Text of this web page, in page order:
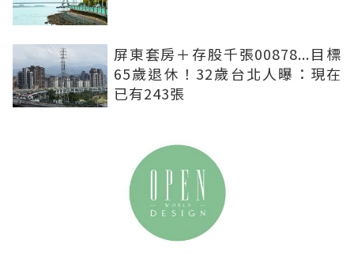
屏東套房＋存股千張00878...目標
65歲退休！32歲台北人曝：現在
已有243張